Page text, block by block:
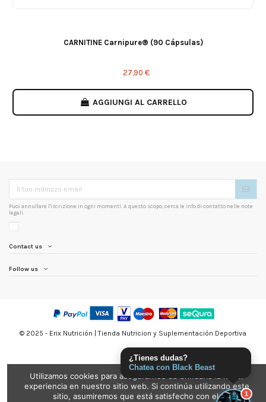
CARNITINE Carnipure® (90 Cápsulas)
27,90 €
AGGIUNGI AL CARRELLO
Puoi annullare l'iscrizione in ogni momenti. A questo scopo, cerca le info di contatto nelle note
legali.
Contact us
Follow us
© 2025 - Erix Nutrición | Tienda Nutricion y Suplementación Deportiva
¿Tienes dudas?
Chatea con Black Beast
1
Utilizamos cookies para asegurarnos de brindarle la mejor
experiencia en nuestro sitio web. Si continúa utilizando este
sitio, asumiremos que está satisfecho con el.